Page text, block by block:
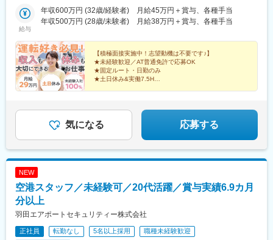
線)、新飯塚駅、橋本駅(福岡県)、貝塚駅(福岡県)、雑餉隈駅、吉塚
駅、西小倉駅、大塔駅、佐伯駅、豊後豊岡駅、鶴崎駅、東中津
駅、北友田駅、朝地駅、バルーンさが駅、田代駅、相知駅、肥後
駅、姶良駅、米ノ津駅、古島駅、赤嶺駅、てだこ浦西駅、南方駅
(宮崎県)、高鍋駅、三股駅、東旭川駅、倶知安駅、岩見沢駅、新富
士駅(北海道)、根室駅、新川駅(北海道)、環状通東駅、南郷１３丁
目駅、問寒別駅、東室蘭駅、ほしみ駅、深川駅、長都駅、西帯広
駅、滝川駅、南稚内駅、利別駅、沼ノ端駅、八雲駅、鵡川駅、七
遠軽駅、木古内駅、くりこま高原駅、荒井駅(宮城県)、福田町駅、
泉中央駅、古川駅、東白石駅、泉駅(常磐線)、藤田駅、七日町駅、
泉崎駅、中荒井駅、日立木駅、安達駅、五百川駅、東酒田駅、高
擶駅、置賜駅、山ノ目駅、花巻空港駅(東北本線)、岩手飯岡駅、地
ノ森駅、村崎野駅、横手駅、上飯島駅、扇田駅、羽後四ツ屋駅、
戸十和田駅、新青森駅、小中野駅、東陽町駅、東中野駅、神戸駅
(愛知県)、江端駅、南公園駅、大間駅、市民広場駅
1JR宇都宮線「白岡駅」より車で約7分■ガルト 高崎／群馬県高崎
市中大類町120-1JR高崎線「倉賀野駅」より車で11分※勤務地は希
対策：屋内原則禁煙（喫煙専用室設置）
給与
年収600万円 (32歳/経験者) 月給45万円＋賞与、各種手当
年収500万円 (28歳/未験者) 月給38万円＋賞与、各種手当
【積極面接実施中！志望動機は不要です♪】
★未経験歓迎／AT普通免許で応募OK
★固定ルート・日勤のみ
★土日休み&実働7.5H
新しい働き方を始めるなら、今がベストタイミング！
気になる 応募する
NEW
空港スタッフ／未経験可／20代活躍／賞与実績6.9カ月
分以上
羽田エアポートセキュリティー株式会社
正社員 転勤なし 5名以上採用
職種未経験歓迎